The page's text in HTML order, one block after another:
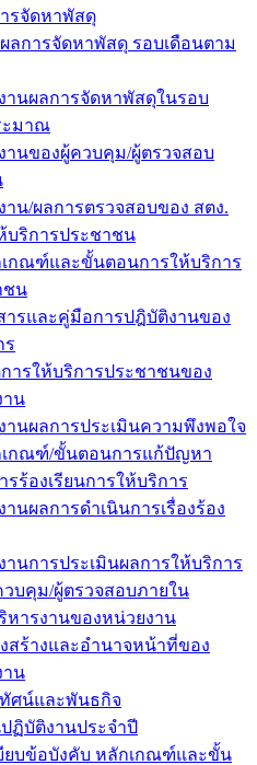
รจัดหาพัสดุ
ลการจัดหาพัสดุ รอบเดือนตาม
านผลการจัดหาพัสดุในรอบ
ะมาณ
านของผู้ควบคุม/ผู้ตรวจสอบ
าน/ผลการตรวจสอบของ สตง.
บริการประชาชน
เกณฑ์และขั้นตอนการให้บริการ
ชน
ารและคู่มือการปฎิบัติงานของ
ร
ารให้บริการประชาชนของ
าน
านผลการประเมินความพึงพอใจ
เกณฑ์/ขั้นตอนการแก้ปัญหา
ร้องเรียนการให้บริการ
านผลการดำเนินการเรื่องร้อง
านการประเมินผลการให้บริการ
บคุม/ผู้ตรวจสอบภายใน
หารงานของหน่วยงาน
สร้างและอำนาจหน้าที่ของ
าน
ทัศน์และพันธกิจ
ฏิบัติงานประจำปี
ยบข้อบังคับ หลักเกณฑ์และขั้น